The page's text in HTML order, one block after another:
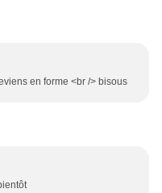
en forme <br /> bisous